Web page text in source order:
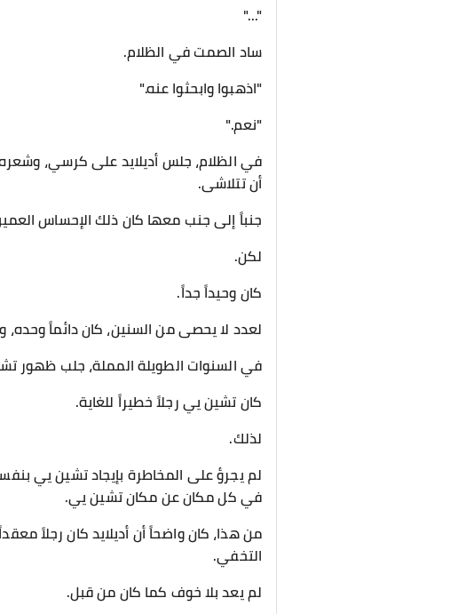
"..."
ساد الصمت في الظلام.
"اذهبوا وابحثوا عنه."
"نعم."
في الظلام، جلس أديلايد على كرسي،
أن تتلاشى.
جنباً إلى جنب معها كان ذلك الإحساس
لكن.
كان وحيداً جداً.
لعدد لا يحصى من السنين، كان دائماً
في السنوات الطويلة المملة، جلب ظهور
كان تشين يي رجلاً خطيراً للغاية.
لذلك.
لم يجرؤ على المخاطرة بإيجاد تشين يي
في كل مكان عن مكان تشين يي.
من هذا، كان واضحاً أن أديلايد كان رجلاً
التخفي.
لم يعد بلا خوف كما كان من قبل.